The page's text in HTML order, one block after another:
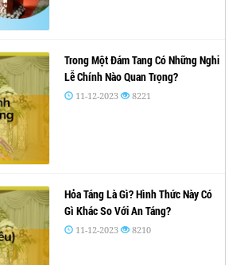
Trong Một Đám Tang Có Những Nghi
Lễ Chính Nào Quan Trọng?
11-12-2023 8221
Hỏa Táng Là Gì? Hình Thức Này Có
Gì Khác So Với An Táng?
11-12-2023 8210